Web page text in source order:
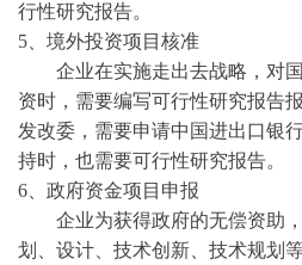
行性研究报告。
5、境外投资项目核准
企业在实施走出去战略，对国
资时，需要编写可行性研究报告
发改委，需要申请中国进出口银
持时，也需要可行性研究报告。
6、政府资金项目申报
企业为获得政府的无偿资助
划、设计、技术创新、技术规划